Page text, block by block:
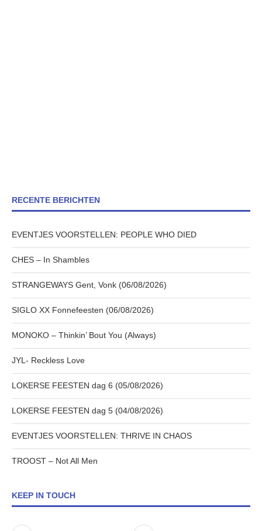
RECENTE BERICHTEN
EVENTJES VOORSTELLEN: PEOPLE WHO DIED
CHES – In Shambles
STRANGEWAYS Gent, Vonk (06/08/2026)
SIGLO XX Fonnefeesten (06/08/2026)
MONOKO – Thinkin’ Bout You (Always)
JYL- Reckless Love
LOKERSE FEESTEN dag 6 (05/08/2026)
LOKERSE FEESTEN dag 5 (04/08/2026)
EVENTJES VOORSTELLEN: THRIVE IN CHAOS
TROOST – Not All Men
KEEP IN TOUCH